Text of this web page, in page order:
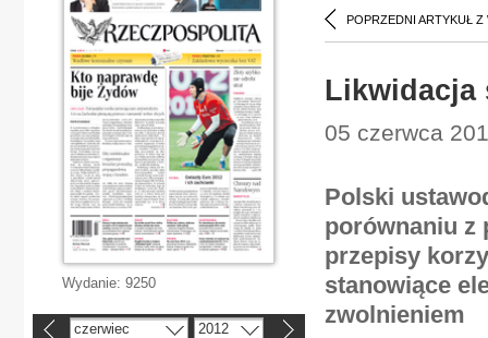
POPRZEDNI ARTYKUŁ Z
Likwidacja
05 czerwca
Polski
porównaniu z
przepisy
stanowiące
zwolnieniem
Wydanie: 9250
czerwiec 2012